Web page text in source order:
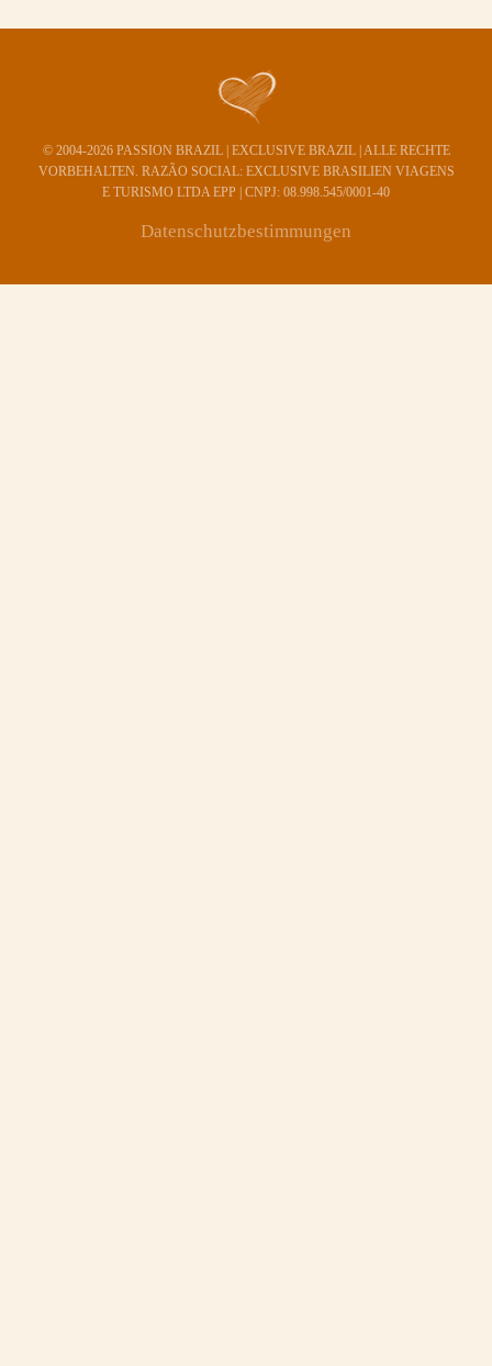
© 2004-2026 PASSION BRAZIL | EXCLUSIVE BRAZIL | ALLE RECHTE
VORBEHALTEN. RAZÃO SOCIAL: EXCLUSIVE BRASILIEN VIAGENS
E TURISMO LTDA EPP | CNPJ: 08.998.545/0001-40
Datenschutzbestimmungen